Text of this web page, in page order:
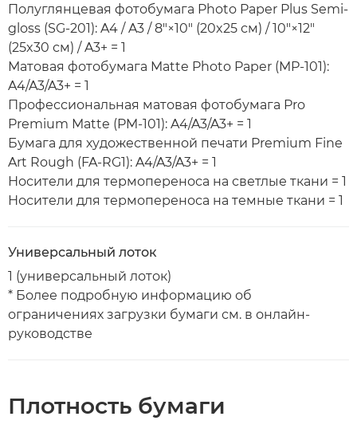
Полуглянцевая фотобумага Photo Paper Plus Semi-
gloss (SG-201): A4 / A3 / 8"×10" (20x25 см) / 10"×12"
(25x30 см) / A3+ = 1
Матовая фотобумага Matte Photo Paper (MP-101):
A4/A3/A3+ = 1
Профессиональная матовая фотобумага Pro
Premium Matte (PM-101): A4/A3/A3+ = 1
Бумага для художественной печати Premium Fine
Art Rough (FA-RG1): A4/A3/A3+ = 1
Носители для термопереноса на светлые ткани = 1
Носители для термопереноса на темные ткани = 1
Универсальный лоток
1 (универсальный лоток)
* Более подробную информацию об
ограничениях загрузки бумаги см. в онлайн-
руководстве
Плотность бумаги